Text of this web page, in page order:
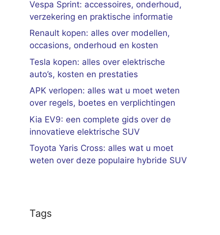
Vespa Sprint: accessoires, onderhoud,
verzekering en praktische informatie
Renault kopen: alles over modellen,
occasions, onderhoud en kosten
Tesla kopen: alles over elektrische
auto’s, kosten en prestaties
APK verlopen: alles wat u moet weten
over regels, boetes en verplichtingen
Kia EV9: een complete gids over de
innovatieve elektrische SUV
Toyota Yaris Cross: alles wat u moet
weten over deze populaire hybride SUV
Tags